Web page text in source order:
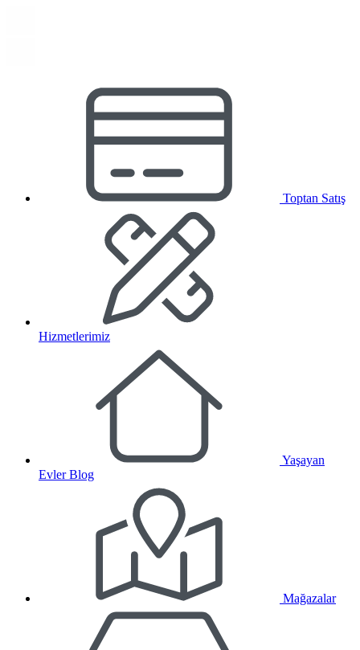
Toptan Satış
Hizmetlerimiz
Yaşayan
Evler Blog
Mağazalar